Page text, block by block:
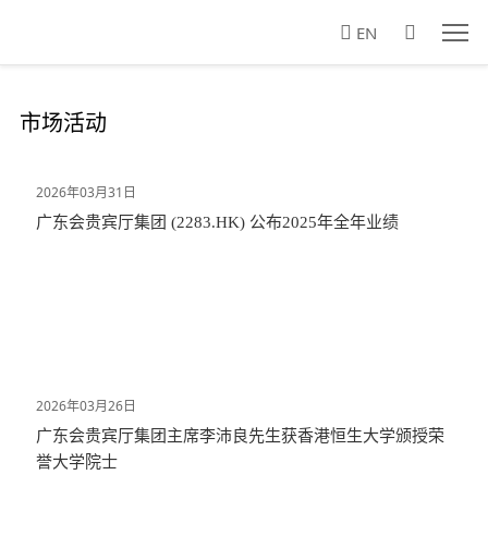
EN
市场活动
2026年03月31日
广东会贵宾厅集团 (2283.HK) 公布2025年全年业绩
2026年03月26日
广东会贵宾厅集团主席李沛良先生获香港恒生大学颁授荣
誉大学院士